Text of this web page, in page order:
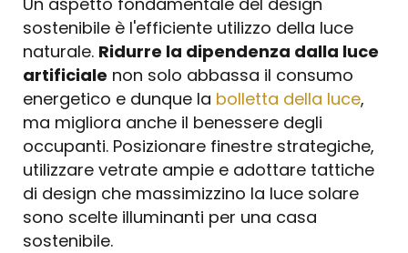
sostenibile è l'efficiente utilizzo della luce
naturale. Ridurre la dipendenza dalla luce
artificiale non solo abbassa il consumo
energetico e dunque la bolletta della luce,
ma migliora anche il benessere degli
occupanti. Posizionare finestre strategiche,
utilizzare vetrate ampie e adottare tattiche
di design che massimizzino la luce solare
sono scelte illuminanti per una casa
sostenibile.